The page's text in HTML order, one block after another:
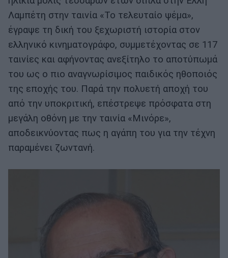
Λαμπέτη στην ταινία «Το τελευταίο ψέμα»,
έγραψε τη δική του ξεχωριστή ιστορία στον
ελληνικό κινηματογράφο, συμμετέχοντας σε 117
ταινίες και αφήνοντας ανεξίτηλο το αποτύπωμά
του ως ο πιο αναγνωρίσιμος παιδικός ηθοποιός
της εποχής του. Παρά την πολυετή αποχή του
από την υποκριτική, επέστρεψε πρόσφατα στη
μεγάλη οθόνη με την ταινία «Μινόρε»,
αποδεικνύοντας πως η αγάπη του για την τέχνη
παραμένει ζωντανή.